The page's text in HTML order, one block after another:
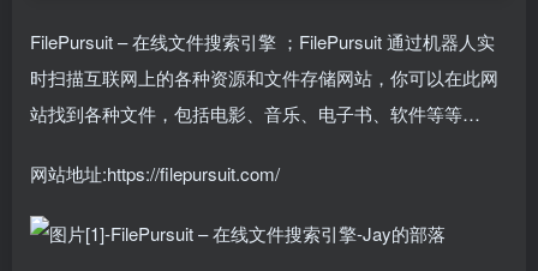
FilePursuit – 在线文件搜索引擎 ；FilePursuit 通过机器人实
时扫描互联网上的各种资源和文件存储网站，你可以在此网
站找到各种文件，包括电影、音乐、电子书、软件等等…
网站地址:https://filepursuit.com/